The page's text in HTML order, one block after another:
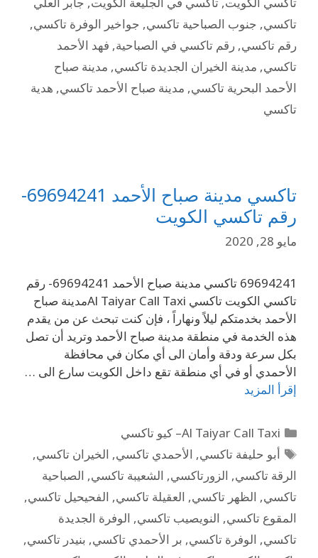
تاكسي, جنوب الصباحية تاكسي, جواخير الوفرة تاكسي,
رقم تاكسي, رقم تاكسي في الصباحية, فهد الأحمد
تاكسي, مدينة الخيران الجديدة تاكسي, مدينة صباح
الأحمد البحرية تاكسي, مدينة صباح الأحمد تاكسي, هدية
تاكسي
تاكسي مدينة صباح الأحمد 69694241-
رقم تاكسي الكويت
مايو 28, 2020
69694241 تاكسي مدينة صباح الأحمد 69694241- رقم
تاكسي الكويت تاكسي Al Taiyar Call Taxiمدينة صباح
الأحمد بخدمتكم ليلاً ونهاراً ، فإن كنت تبحث عن من يقدم
هذه الخدمة في منطقة مدينة صباح الأحمد وتريد أن تصل
بكل سرعة ودقة وأمان الى أي مكان في محافظة
الأحمدي أو في أي منطقة تقع داخل الكويت سارع الى …
إقرأ المزيد
Al Taiyar Call Taxi– كيو تاكسي
أبو حليفة تاكسي, الأحمدي تاكسي, الخيران تاكسي,
الرقة تاكسي, الزورتاكسي, الشعيبة تاكسي, الصباحية
تاكسي, الظهر تاكسي, العقيلة تاكسي, الفحيحيل تاكسي,
المقوع تاكسي, النويصيب تاكسي, الوفرة الجديدة
تاكسي, الوفرة تاكسي, بر الأحمدي تاكسي, بنيدر تاكسي,